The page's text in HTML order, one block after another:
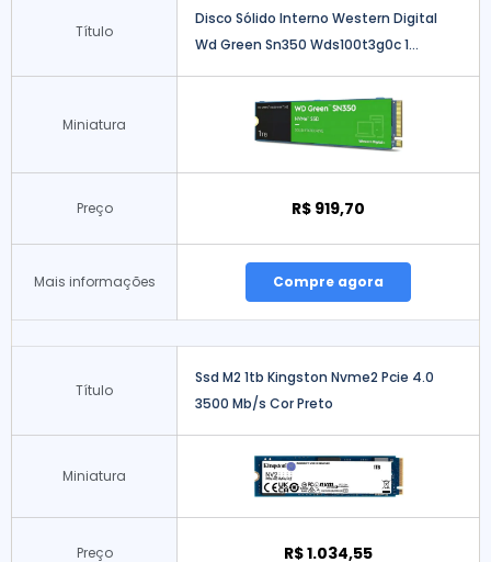
Título
Disco Sólido Interno Western Digital
Wd Green Sn350 Wds100t3g0c 1...
Miniatura
Preço R$ 919,70
Mais informações Compre agora
Título
Ssd M2 1tb Kingston Nvme2 Pcie 4.0
3500 Mb/s Cor Preto
Miniatura
Preço R$ 1.034,55